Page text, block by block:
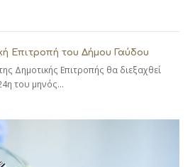
Επιτροπή του Δήμου Γαύδου
Δημοτικής Επιτροπής θα διεξαχθεί
του μηνός…